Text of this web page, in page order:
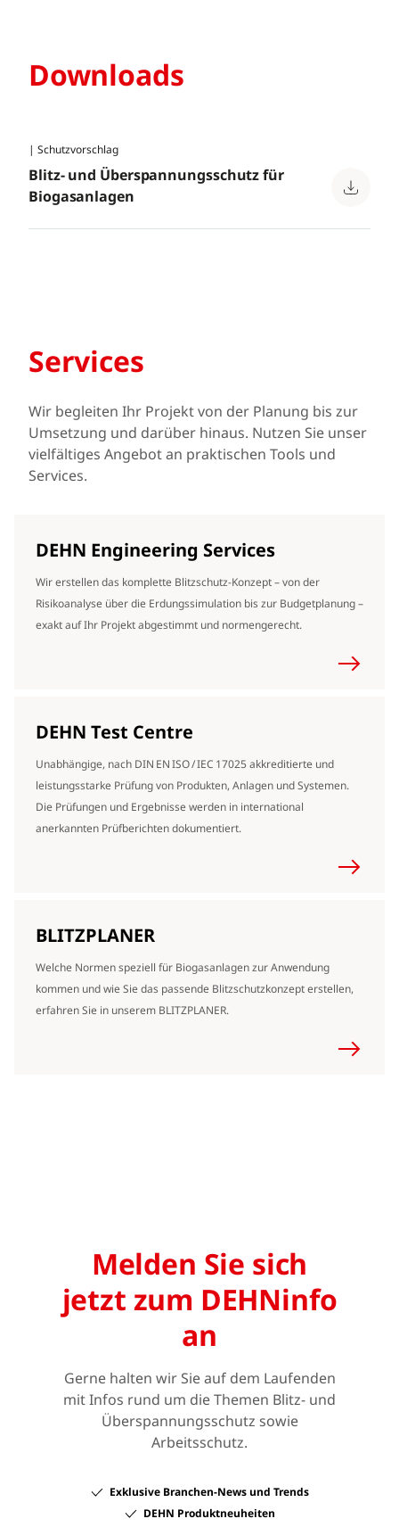
Downloads
| Schutzvorschlag
Blitz- und Überspannungsschutz für
Biogasanlagen
Services
Wir begleiten Ihr Projekt von der Planung bis zur
Umsetzung und darüber hinaus. Nutzen Sie unser
vielfältiges Angebot an praktischen Tools und
Services.
DEHN Engineering Services
Wir erstellen das komplette Blitzschutz-Konzept – von der
Risikoanalyse über die Erdungssimulation bis zur Budgetplanung –
exakt auf Ihr Projekt abgestimmt und normengerecht.
DEHN Test Centre
Unabhängige, nach DIN EN ISO / IEC 17025 akkreditierte und
leistungsstarke Prüfung von Produkten, Anlagen und Systemen.
Die Prüfungen und Ergebnisse werden in international
anerkannten Prüfberichten dokumentiert.
BLITZPLANER
Welche Normen speziell für Biogasanlagen zur Anwendung
kommen und wie Sie das passende Blitzschutzkonzept erstellen,
erfahren Sie in unserem BLITZPLANER.
Melden Sie sich
jetzt zum DEHNinfo
an
Gerne halten wir Sie auf dem Laufenden
mit Infos rund um die Themen Blitz- und
Überspannungsschutz sowie
Arbeitsschutz.
Exklusive Branchen-News und Trends
DEHN Produktneuheiten